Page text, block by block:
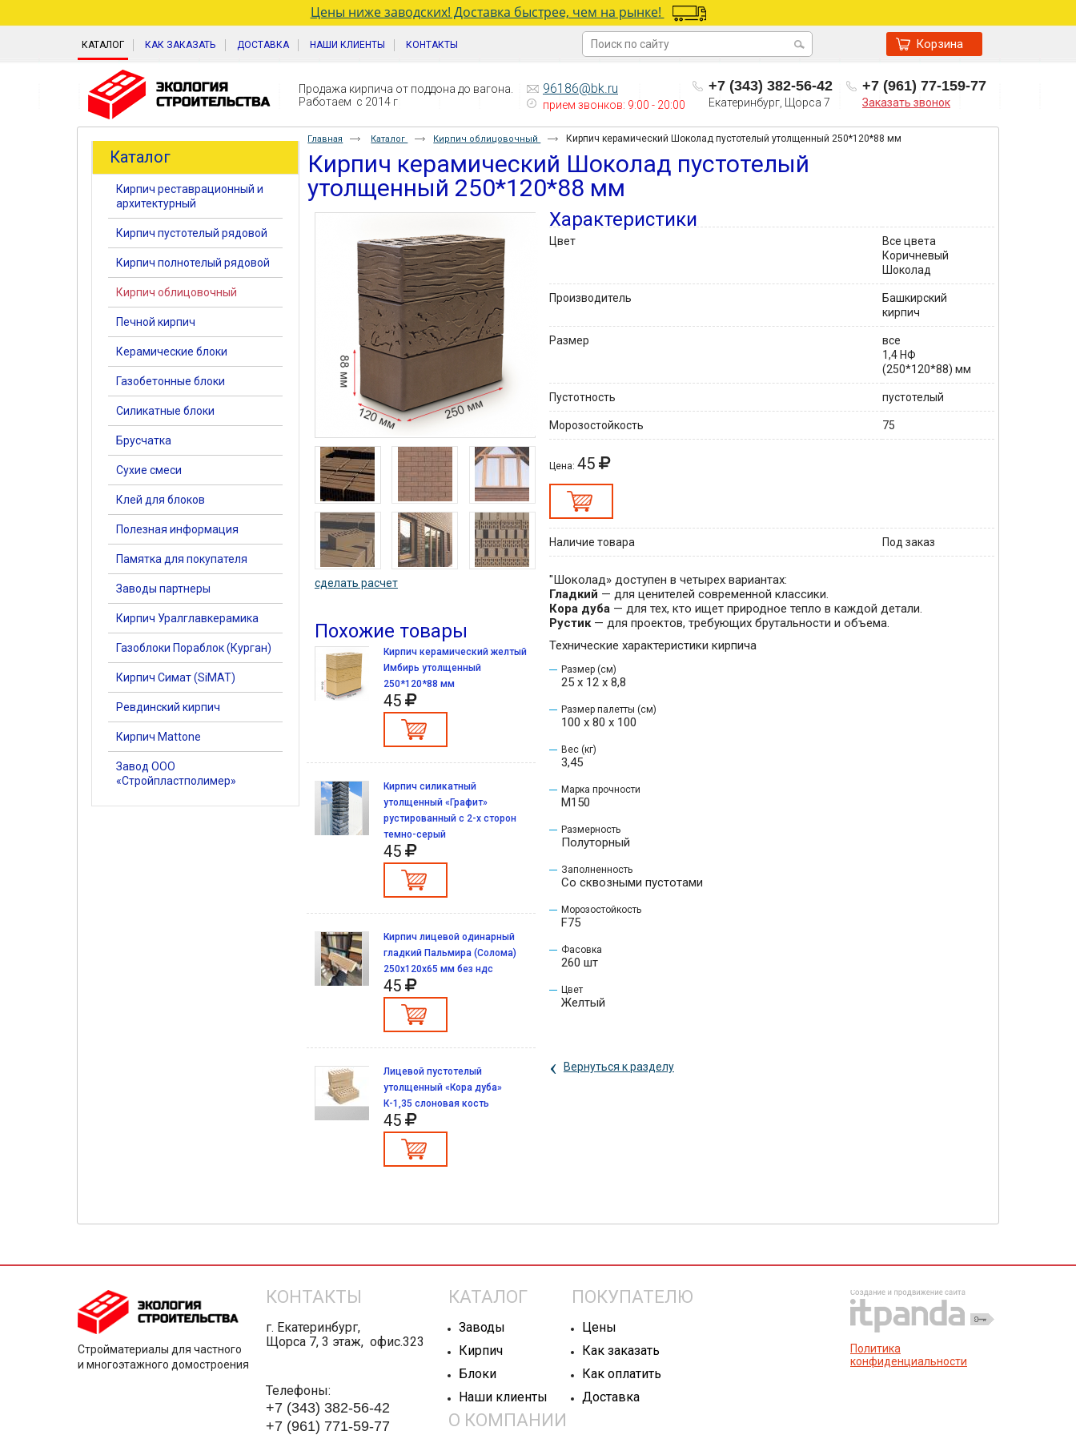
Продажа кирпича от поддона до вагона.
Работаем с 2014 г
96186@bk.ru
прием звонков: 9:00 - 20:00
+7 (343) 382-56-42
Екатеринбург, Щорса 7
+7 (961) 77-159-77
Заказать звонок
Цены ниже заводских! Доставка быстрее, чем на рынке!
КАТАЛОГ КАК ЗАКАЗАТЬ ДОСТАВКА НАШИ КЛИЕНТЫ КОНТАКТЫ Корзина
Каталог
Кирпич реставрационный и
архитектурный
Кирпич пустотелый рядовой
Кирпич полнотелый рядовой
Кирпич облицовочный
Печной кирпич
Керамические блоки
Газобетонные блоки
Силикатные блоки
Брусчатка
Сухие смеси
Клей для блоков
Полезная информация
Памятка для покупателя
Заводы партнеры
Кирпич Уралглавкерамика
Газоблоки Пораблок (Курган)
Кирпич Симат (SiMAT)
Ревдинский кирпич
Кирпич Mattone
Завод ООО
«Стройпластполимер»
Главная Каталог Кирпич облицовочный Кирпич керамический Шоколад пустотелый утолщенный 250*120*88 мм
Кирпич керамический Шоколад пустотелый
утолщенный 250*120*88 мм
сделать расчет
Похожие товары
Кирпич керамический желтый
Имбирь утолщенный
250*120*88 мм
45
Кирпич силикатный
утолщенный «Графит»
рустированный с 2-х сторон
темно-серый
45
Кирпич лицевой одинарный
гладкий Пальмира (Солома)
250х120х65 мм без ндс
45
Лицевой пустотелый
утолщенный «Кора дуба»
К-1,35 слоновая кость
45
Характеристики
Цвет
Все цвета
Коричневый
Шоколад
Производитель
Башкирский
кирпич
Размер
все
1,4 НФ
(250*120*88) мм
Пустотность пустотелый
Морозостойкость 75
Цена: 45
Наличие товара Под заказ
"Шоколад» доступен в четырех вариантах:
Гладкий — для ценителей современной классики.
Кора дуба— для тех, кто ищет природное тепло в каждой детали.
Рустик — для проектов, требующих брутальности и объема.
Технические характеристики кирпича
Размер (см)
25 x 12 x 8,8
Размер палетты (см)
100 x 80 x 100
Вес (кг)
3,45
Марка прочности
M150
Размерность
Полуторный
Заполненность
Со сквозными пустотами
Морозостойкость
F75
Фасовка
260 шт
Цвет
Желтый
‹ Вернуться к разделу
Стройматериалы для частного
и многоэтажного домостроения
КОНТАКТЫ
г. Екатеринбург,
Щорса 7, 3 этаж, офис.323
Телефоны:
+7 (343) 382-56-42
+7 (961) 771-59-77
КАТАЛОГ
Заводы
Кирпич
Блоки
Наши клиенты
ПОКУПАТЕЛЮ
Цены
Как заказать
Как оплатить
Доставка
О КОМПАНИИ
Политика
конфиденциальности